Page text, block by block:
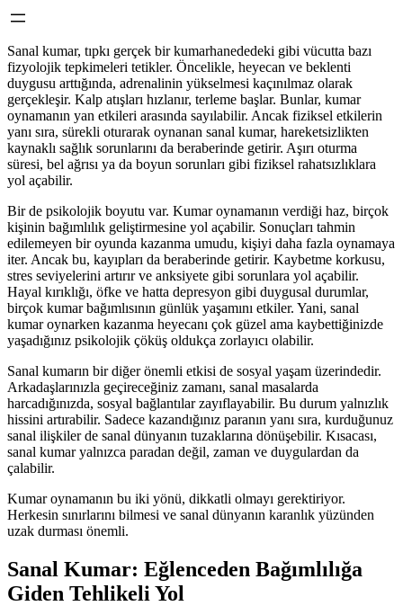
Sanal kumar, tıpkı gerçek bir kumarhanededeki gibi vücutta bazı
fizyolojik tepkimeleri tetikler. Öncelikle, heyecan ve beklenti
duygusu arttığında, adrenalinin yükselmesi kaçınılmaz olarak
gerçekleşir. Kalp atışları hızlanır, terleme başlar. Bunlar, kumar
oynamanın yan etkileri arasında sayılabilir. Ancak fiziksel etkilerin
yanı sıra, sürekli oturarak oynanan sanal kumar, hareketsizlikten
kaynaklı sağlık sorunlarını da beraberinde getirir. Aşırı oturma
süresi, bel ağrısı ya da boyun sorunları gibi fiziksel rahatsızlıklara
yol açabilir.
Bir de psikolojik boyutu var. Kumar oynamanın verdiği haz, birçok
kişinin bağımlılık geliştirmesine yol açabilir. Sonuçları tahmin
edilemeyen bir oyunda kazanma umudu, kişiyi daha fazla oynamaya
iter. Ancak bu, kayıpları da beraberinde getirir. Kaybetme korkusu,
stres seviyelerini artırır ve anksiyete gibi sorunlara yol açabilir.
Hayal kırıklığı, öfke ve hatta depresyon gibi duygusal durumlar,
birçok kumar bağımlısının günlük yaşamını etkiler. Yani, sanal
kumar oynarken kazanma heyecanı çok güzel ama kaybettiğinizde
yaşadığınız psikolojik çöküş oldukça zorlayıcı olabilir.
Sanal kumarın bir diğer önemli etkisi de sosyal yaşam üzerindedir.
Arkadaşlarınızla geçireceğiniz zamanı, sanal masalarda
harcadığınızda, sosyal bağlantılar zayıflayabilir. Bu durum yalnızlık
hissini artırabilir. Sadece kazandığınız paranın yanı sıra, kurduğunuz
sanal ilişkiler de sanal dünyanın tuzaklarına dönüşebilir. Kısacası,
sanal kumar yalnızca paradan değil, zaman ve duygulardan da
çalabilir.
Kumar oynamanın bu iki yönü, dikkatli olmayı gerektiriyor.
Herkesin sınırlarını bilmesi ve sanal dünyanın karanlık yüzünden
uzak durması önemli.
Sanal Kumar: Eğlenceden Bağımlılığa
Giden Tehlikeli Yol